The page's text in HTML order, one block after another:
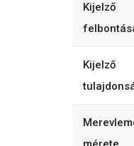
Kijelző
Kijelző